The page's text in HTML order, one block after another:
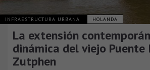
INFRAESTRUCTURA URBANA HOLANDA
La extensión
dinámica del viejo Puente
Zutphen